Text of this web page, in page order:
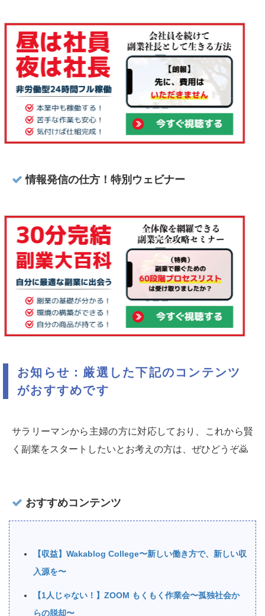
情報発信の仕方！特別ウェビナー
お知らせ：厳選した下記のコンテンツ
がおすすめです
サラリーマンから主婦の方に対応しており、これから賢
く副業をスタートしたいとお考えの方は、ぜひどうぞ🙇‍
おすすめコンテンツ
【収益】Wakablog College〜新しい働き方で、新しい収
入源を〜
【1人じゃない！】ZOOM もくもく作業会〜孤独社会か
らの脱却〜